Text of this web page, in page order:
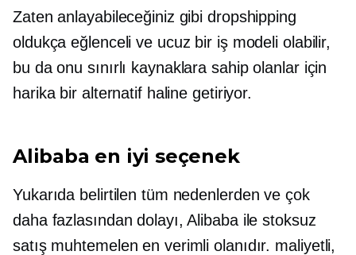
Zaten anlayabileceğiniz gibi dropshipping
oldukça eğlenceli ve ucuz bir iş modeli olabilir,
bu da onu sınırlı kaynaklara sahip olanlar için
harika bir alternatif haline getiriyor.
Alibaba en iyi seçenek
Yukarıda belirtilen tüm nedenlerden ve çok
daha fazlasından dolayı, Alibaba ile stoksuz
satış muhtemelen en verimli olanıdır. maliyetli,